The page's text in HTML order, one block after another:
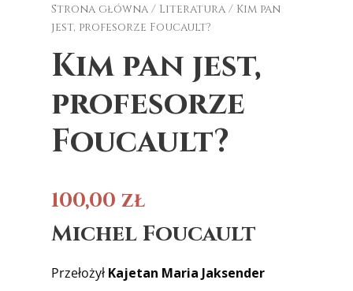
Strona główna / Literatura / Kim pan
jest, profesorze Foucault?
Kim pan jest,
profesorze
Foucault?
100,00 zł
Michel Foucault
Przełożył Kajetan Maria Jaksender